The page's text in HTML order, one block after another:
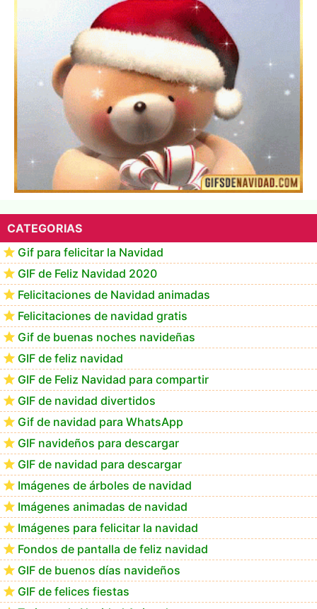
▷ Los Mejores Fondos de pantalla de feliz navidad
2022 📖
Feliz Navidad Calimera
CATEGORIAS
Gif para felicitar la Navidad
GIF de Feliz Navidad 2020
Felicitaciones de Navidad animadas
Felicitaciones de navidad gratis
Gif de buenas noches navideñas
GIF de feliz navidad
GIF de Feliz Navidad para compartir
GIF de navidad divertidos
Gif de navidad para WhatsApp
GIF navideños para descargar
GIF de navidad para descargar
Imágenes de árboles de navidad
Imágenes animadas de navidad
Imágenes para felicitar la navidad
Fondos de pantalla de feliz navidad
GIF de buenos días navideños
GIF de felices fiestas